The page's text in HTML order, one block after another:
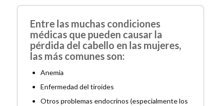
Entre las muchas condiciones
médicas que pueden causar la
pérdida del cabello en las mujeres,
las más comunes son:
Anemia
Enfermedad del tiroides
Otros problemas endocrinos (especialmente los